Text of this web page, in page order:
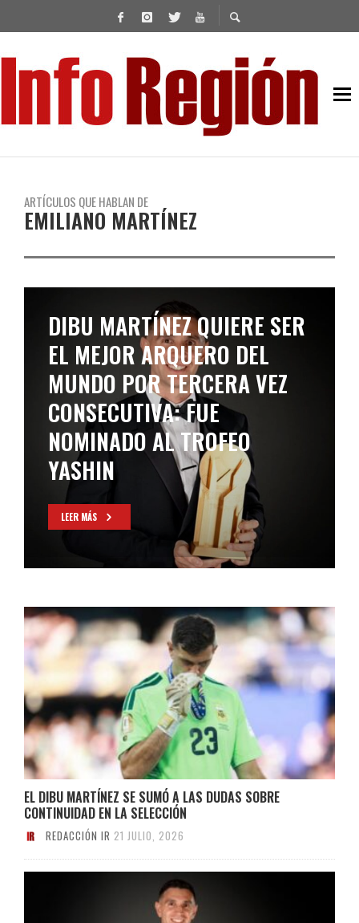
ARTÍCULOS QUE HABLAN DE
EMILIANO MARTÍNEZ
DIBU MARTÍNEZ QUIERE SER
EL MEJOR ARQUERO DEL
MUNDO POR TERCERA VEZ
CONSECUTIVA: FUE
NOMINADO AL TROFEO
YASHIN
LEER MÁS
EL DIBU MARTÍNEZ SE SUMÓ A LAS DUDAS SOBRE
CONTINUIDAD EN LA SELECCIÓN
REDACCIÓN IR 21 JULIO, 2026